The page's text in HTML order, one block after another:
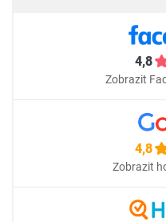
4,8
Zobrazit
4,8
Zobrazit